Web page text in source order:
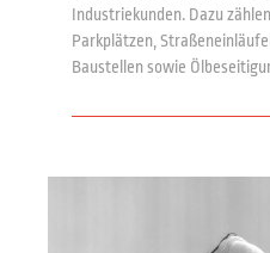
Industriekunden. Dazu
Parkplätzen,
Baustellen sowie